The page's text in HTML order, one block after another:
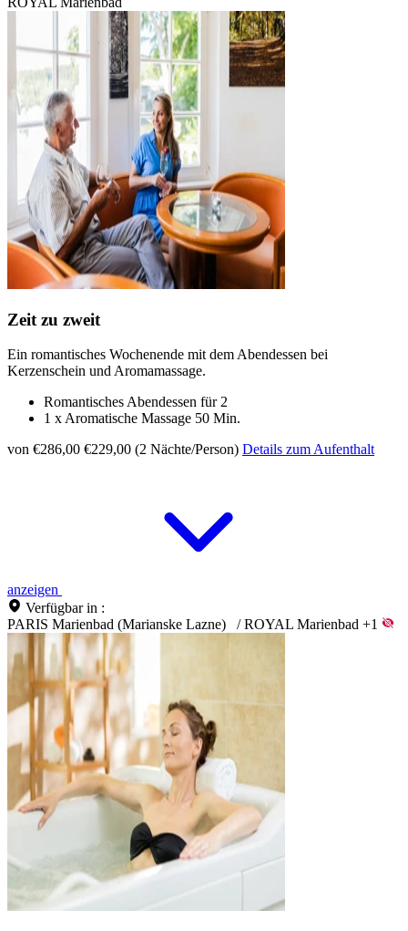
Zeit zu zweit
Ein romantisches Wochenende mit dem Abendessen bei
Kerzenschein und Aromamassage.
Romantisches Abendessen für 2
1 x Aromatische Massage 50 Min.
von €286,00 €229,00 (2 Nächte/Person) Details zum Aufenthalt
anzeigen
Verfügbar in :
PARIS Marienbad (Marianske Lazne)
/ ROYAL Marienbad +1